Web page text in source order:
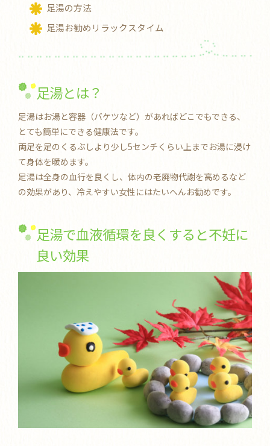
足湯の方法
足湯お勧めリラックスタイム
足湯とは？
足湯はお湯と容器（バケツなど）があればどこでもできる、
とても簡単にできる健康法です。
両足を足のくるぶしより少し5センチくらい上までお湯に浸け
て身体を暖めます。
足湯は全身の血行を良くし、体内の老廃物代謝を高めるなど
の効果があり、冷えやすい女性にはたいへんお勧めです。
足湯で血液循環を良くすると不妊に
良い効果